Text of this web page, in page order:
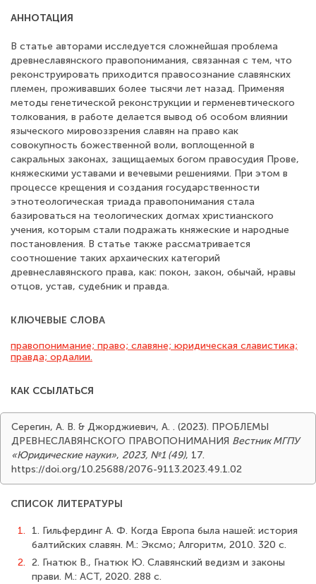
АННОТАЦИЯ
В статье авторами исследуется сложнейшая проблема
древнеславянского правопонимания, связанная с тем, что
реконструировать приходится правосознание славянских
племен, проживавших более тысячи лет назад. Применяя
методы генетической реконструкции и герменевтического
толкования, в работе делается вывод об особом влиянии
языческого мировоззрения славян на право как
совокупность божественной воли, воплощенной в
сакральных законах, защищаемых богом правосудия Прове,
княжескими уставами и вечевыми решениями. При этом в
процессе крещения и создания государственности
этнотеологическая триада правопонимания стала
базироваться на теологических догмах христианского
учения, которым стали подражать княжеские и народные
постановления. В статье также рассматривается
соотношение таких архаических категорий
древнеславянского права, как: покон, закон, обычай, нравы
отцов, устав, судебник и правда.
КЛЮЧЕВЫЕ СЛОВА
правопонимание; право; славяне; юридическая славистика;
правда; ордалии.
КАК ССЫЛАТЬСЯ
Серегин, А. В. & Джорджиевич, А. . (2023). ПРОБЛЕМЫ
ДРЕВНЕСЛАВЯНСКОГО ПРАВОПОНИМАНИЯ Вестник МГПУ
«Юридические науки», 2023, №1 (49), 17.
https://doi.org/10.25688/2076-9113.2023.49.1.02
СПИСОК ЛИТЕРАТУРЫ
1.
1. Гильфердинг А. Ф. Когда Европа была нашей: история
балтийских славян. М.: Эксмо; Алгоритм, 2010. 320 с.
2. 2. Гнатюк В., Гнатюк Ю. Славянский ведизм и законы
прави. М.: АСТ, 2020. 288 с.